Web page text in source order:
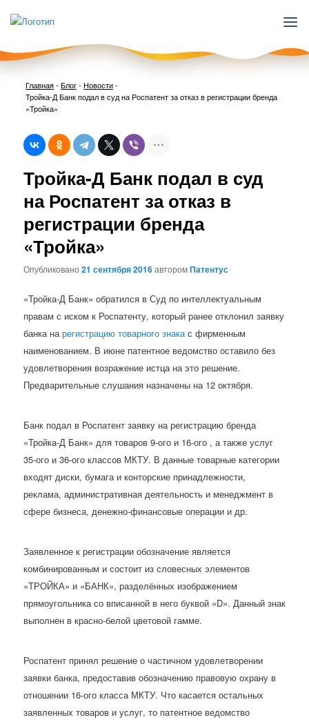
Главная-Блог- Новости-
Тройка-Д Банк подал в суд на Роспатент за отказ в регистрации бренда
«Тройка»
Тройка-Д Банк подал в суд
на Роспатент за отказ в
регистрации бренда
«Тройка»
Опубликовано21 сентября 2016авторомПатентус
«Тройка-Д Банк» обратился в Суд по интеллектуальным
правам с иском к Роспатенту, который ранее отклонил заявку
банка нарегистрацию товарного знакас фирменным
наименованием. В июне патентное ведомство оставило без
удовлетворения возражение истца на это решение.
Предварительные слушания назначены на 12 октября.
Банк подал в Роспатент заявку на регистрацию бренда
«Тройка-Д Банк» для товаров 9-ого и 16-ого , а также услуг
35-ого и 36-ого классов МКТУ. В данные товарные категории
входят диски, бумага и конторские принадлежности,
реклама, административная деятельность и менеджмент в
сфере бизнеса, денежно-финансовые операции и др.
Заявленное к регистрации обозначение является
комбинированным и состоит из словесных элементов
«ТРОЙКА» и «БАНК», разделённых изображением
прямоугольника со вписанной в него буквой «D». Данный знак
выполнен в красно-белой цветовой гамме.
Роспатент принял решение о частичном удовлетворении
заявки банка, предоставив обозначению правовую охрану в
отношении 16-ого класса МКТУ. Что касается остальных
заявленных товаров и услуг, то патентное ведомство